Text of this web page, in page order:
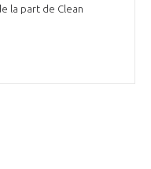
la part de Clean